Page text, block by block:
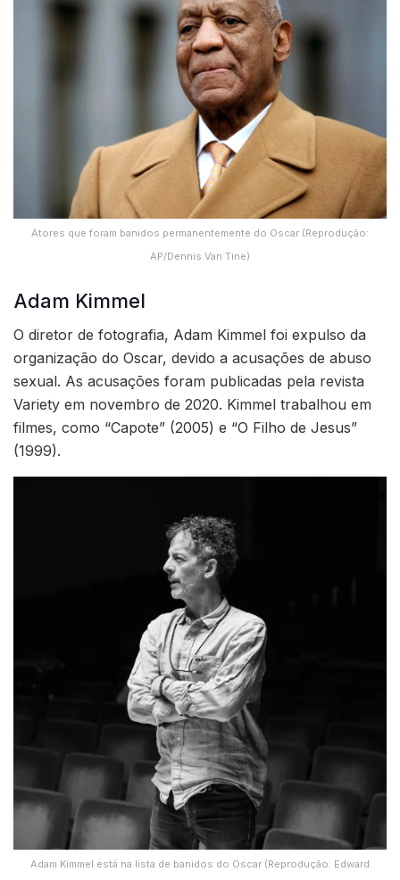
Atores que foram banidos permanentemente do Oscar (Reprodução:
AP/Dennis Van Tine)
Adam Kimmel
O diretor de fotografia, Adam Kimmel foi expulso da
organização do Oscar, devido a acusações de abuso
sexual. As acusações foram publicadas pela revista
Variety em novembro de 2020. Kimmel trabalhou em
filmes, como “Capote” (2005) e “O Filho de Jesus”
(1999).
Adam Kimmel está na lista de banidos do Oscar (Reprodução: Edward